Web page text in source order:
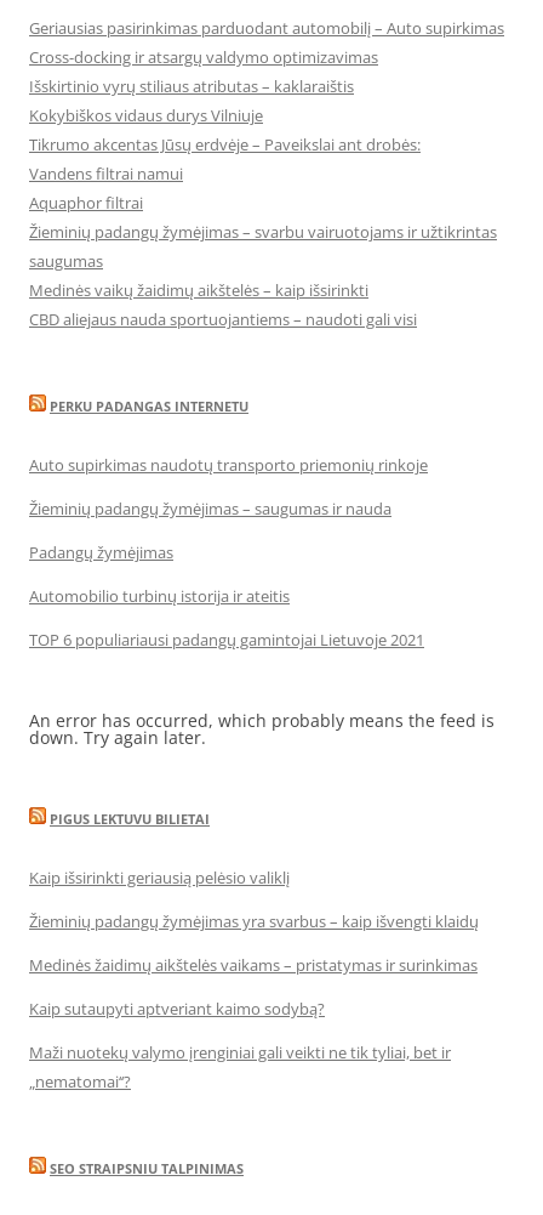
Geriausias pasirinkimas parduodant automobilį – Auto supirkimas
Cross-docking ir atsargų valdymo optimizavimas
Išskirtinio vyrų stiliaus atributas – kaklaraištis
Kokybiškos vidaus durys Vilniuje
Tikrumo akcentas Jūsų erdvėje – Paveikslai ant drobės:
Vandens filtrai namui
Aquaphor filtrai
Žieminių padangų žymėjimas – svarbu vairuotojams ir užtikrintas
saugumas
Medinės vaikų žaidimų aikštelės – kaip išsirinkti
CBD aliejaus nauda sportuojantiems – naudoti gali visi
PERKU PADANGAS INTERNETU
Auto supirkimas naudotų transporto priemonių rinkoje
Žieminių padangų žymėjimas – saugumas ir nauda
Padangų žymėjimas
Automobilio turbinų istorija ir ateitis
TOP 6 populiariausi padangų gamintojai Lietuvoje 2021
An error has occurred, which probably means the feed is
down. Try again later.
PIGUS LEKTUVU BILIETAI
Kaip išsirinkti geriausią pelėsio valiklį
Žieminių padangų žymėjimas yra svarbus – kaip išvengti klaidų
Medinės žaidimų aikštelės vaikams – pristatymas ir surinkimas
Kaip sutaupyti aptveriant kaimo sodybą?
Maži nuotekų valymo įrenginiai gali veikti ne tik tyliai, bet ir
„nematomai‘‘?
SEO STRAIPSNIU TALPINIMAS